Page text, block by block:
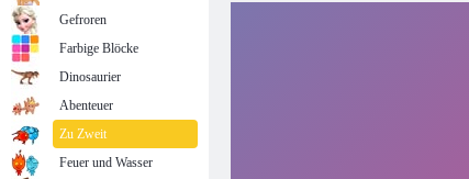
Gefroren
Farbige Blöcke
Dinosaurier
Abenteuer
Zu Zweit
Feuer und Wasser